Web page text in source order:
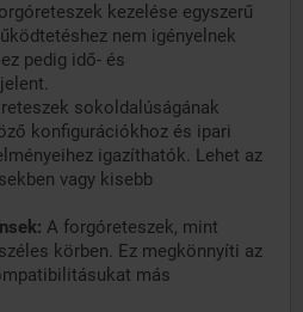
kezelése egyszerű
nem igényelnek
pedig idő- és
sokoldalúságának
konfigurációkhoz és ipari
igazíthatók. Lehet az
vagy kisebb
A forgóreteszek, mint
körben. Ez megkönnyíti az
más